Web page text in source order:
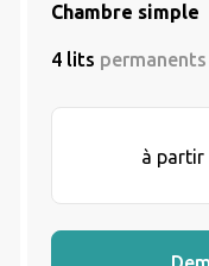
Chambre simple
4 lits permanents
à partir